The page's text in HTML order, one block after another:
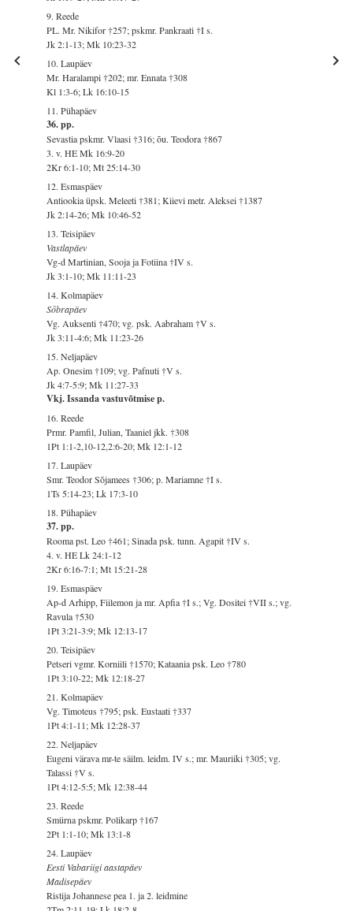
9. Reede
PL. Mr. Nikifor †257; pskmr. Pankraati †I s.
Jk 2:1-13; Mk 10:23-32
10. Laupäev
Mr. Haralampi †202; mr. Ennata †308
Kl 1:3-6; Lk 16:10-15
11. Pühapäev
36. pp.
Sevastia pskmr. Vlaasi †316; õu. Teodora †867
3. v. HE Mk 16:9-20
2Kr 6:1-10; Mt 25:14-30
12. Esmaspäev
Antiookia üpsk. Meleeti †381; Kiievi metr. Aleksei †1387
Jk 2:14-26; Mk 10:46-52
13. Teisipäev
Vastlapäev
Vg-d Martinian, Sooja ja Fotiina †IV s.
Jk 3:1-10; Mk 11:11-23
14. Kolmapäev
Sõbrapäev
Vg. Auksenti †470; vg. psk. Aabraham †V s.
Jk 3:11-4:6; Mk 11:23-26
15. Neljapäev
Ap. Onesim †109; vg. Pafnuti †V s.
Jk 4:7-5:9; Mk 11:27-33
Vkj. Issanda vastuvõtmise p.
16. Reede
Prmr. Pamfil, Julian, Taaniel jkk. †308
1Pt 1:1-2,10-12,2:6-20; Mk 12:1-12
17. Laupäev
Smr. Teodor Sõjamees †306; p. Mariamne †I s.
1Ts 5:14-23; Lk 17:3-10
18. Pühapäev
37. pp.
Rooma pst. Leo †461; Sinada psk. tunn. Agapit †IV s.
4. v. HE Lk 24:1-12
2Kr 6:16-7:1; Mt 15:21-28
19. Esmaspäev
Ap-d Arhipp, Fiilemon ja mr. Apfia †I s.; Vg. Dositei †VII s.; vg.
Ravula †530
1Pt 3:21-3:9; Mk 12:13-17
20. Teisipäev
Petseri vgmr. Korniili †1570; Kataania psk. Leo †780
1Pt 3:10-22; Mk 12:18-27
21. Kolmapäev
Vg. Timoteus †795; psk. Eustaati †337
1Pt 4:1-11; Mk 12:28-37
22. Neljapäev
Eugeni värava mr-te säilm. leidm. IV s.; mr. Mauriiki †305; vg.
Talassi †V s.
1Pt 4:12-5:5; Mk 12:38-44
23. Reede
Smürna pskmr. Polikarp †167
2Pt 1:1-10; Mk 13:1-8
24. Laupäev
Eesti Vabariigi aastapäev
Madisepäev
Ristija Johannese pea 1. ja 2. leidmine